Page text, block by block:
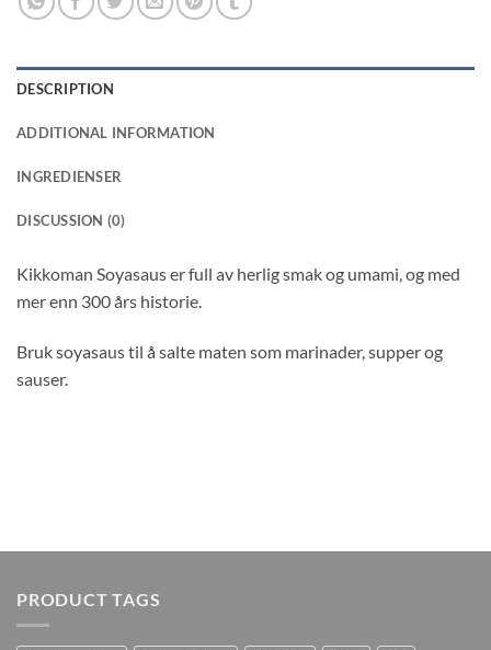
DESCRIPTION
ADDITIONAL INFORMATION
INGREDIENSER
DISCUSSION (0)
Kikkoman Soyasaus er full av herlig smak og umami, og med
mer enn 300 års historie.
Bruk soyasaus til å salte maten som marinader, supper og
sauser.
PRODUCT TAGS